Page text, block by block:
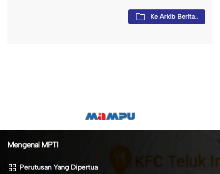
Ke Arkib Berita..
Mengenai MPTI
Perutusan Yang Dipertua